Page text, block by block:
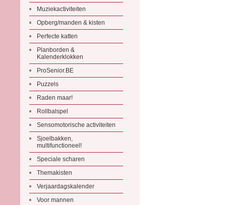
Muziekactiviteiten
Opberg/manden & kisten
Perfecte katten
Planborden &
Kalenderklokken
ProSenior.BE
Puzzels
Raden maar!
Rollbalspel
Sensomotorische activiteiten
Sjoelbakken,
multifunctioneel!
Speciale scharen
Themakisten
Verjaardagskalender
Voor mannen